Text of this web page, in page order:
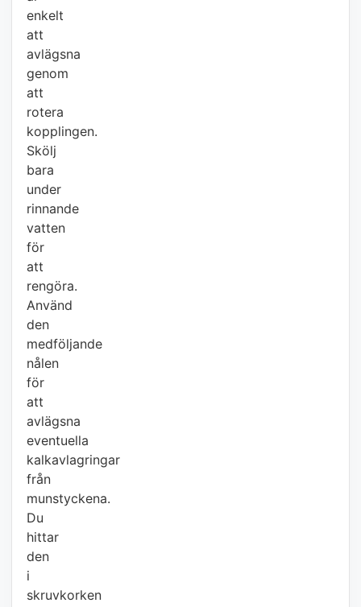
enkelt
att
avlägsna
genom
att
rotera
kopplingen.
Skölj
bara
under
rinnande
vatten
för
att
rengöra.
Använd
den
medföljande
nålen
för
att
avlägsna
eventuella
kalkavlagringar
från
munstyckena.
Du
hittar
den
i
skruvkorken